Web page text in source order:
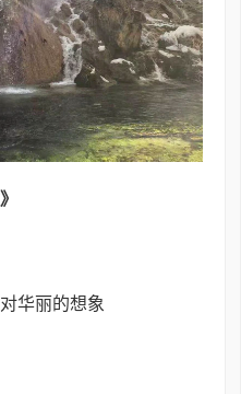
华丽的想象